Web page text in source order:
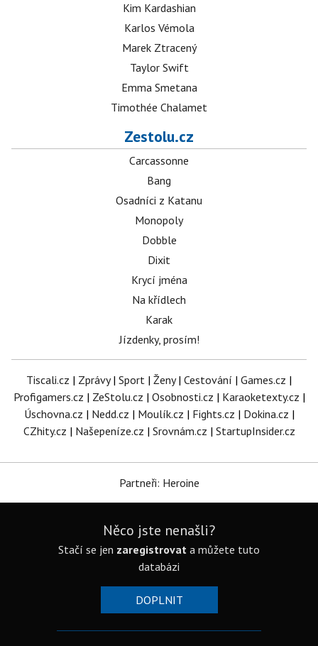
Kim Kardashian
Karlos Vémola
Marek Ztracený
Taylor Swift
Emma Smetana
Timothée Chalamet
Zestolu.cz
Carcassonne
Bang
Osadníci z Katanu
Monopoly
Dobble
Dixit
Krycí jména
Na křídlech
Karak
Jízdenky, prosím!
Tiscali.cz | Zprávy| Sport | Ženy| Cestování | Games.cz |
Profigamers.cz | ZeStolu.cz | Osobnosti.cz | Karaoketexty.cz |
Úschovna.cz | Nedd.cz | Moulík.cz | Fights.cz | Dokina.cz |
CZhity.cz | Našepeníze.cz | Srovnám.cz | StartupInsider.cz
Partneři: Heroine
Něco jste nenašli?
Stačí se jen zaregistrovat a můžete tuto
databázi
DOPLNIT